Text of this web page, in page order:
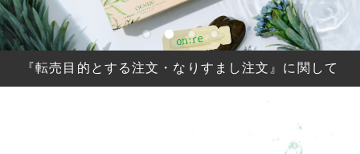
『転売目的とする注文・なりすまし注文』に関して